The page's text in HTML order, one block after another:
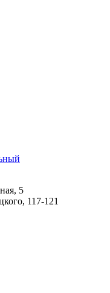
5
117-121